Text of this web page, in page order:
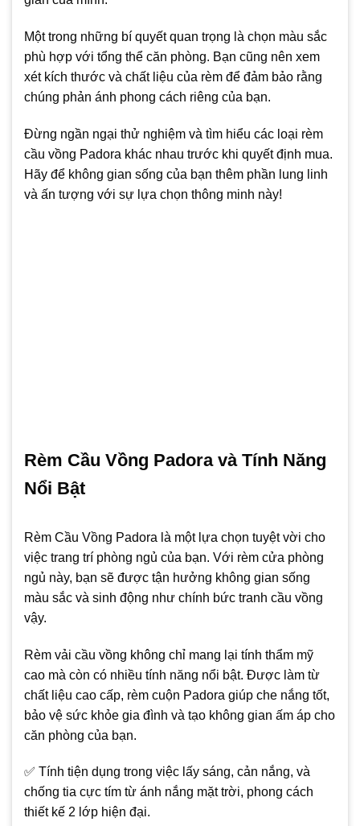
Một trong những bí quyết quan trọng là chọn màu sắc
phù hợp với tổng thể căn phòng. Bạn cũng nên xem
xét kích thước và chất liệu của rèm để đảm bảo rằng
chúng phản ánh phong cách riêng của bạn.
Đừng ngần ngại thử nghiệm và tìm hiểu các loại rèm
cầu vồng Padora khác nhau trước khi quyết định mua.
Hãy để không gian sống của bạn thêm phần lung linh
và ấn tượng với sự lựa chọn thông minh này!
Rèm Cầu Vồng Padora và Tính Năng
Nổi Bật
Rèm Cầu Vồng Padora là một lựa chọn tuyệt vời cho
việc trang trí phòng ngủ của bạn. Với rèm cửa phòng
ngủ này, bạn sẽ được tận hưởng không gian sống
màu sắc và sinh động như chính bức tranh cầu vồng
vậy.
Rèm vải cầu vồng không chỉ mang lại tính thẩm mỹ
cao mà còn có nhiều tính năng nổi bật. Được làm từ
chất liệu cao cấp, rèm cuộn Padora giúp che nắng tốt,
bảo vệ sức khỏe gia đình và tạo không gian ấm áp cho
căn phòng của bạn.
✅ Tính tiện dụng trong việc lấy sáng, cản nắng, và
chống tia cực tím từ ánh nắng mặt trời, phong cách
thiết kế 2 lớp hiện đại.